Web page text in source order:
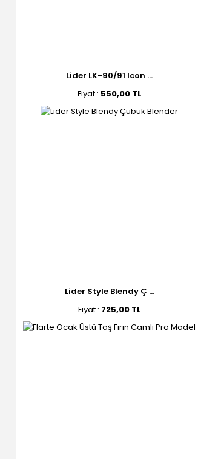
Lider LK-90/91 Icon ...
Fiyat : 550,00 TL
Lider Style Blendy Ç ...
Fiyat : 725,00 TL